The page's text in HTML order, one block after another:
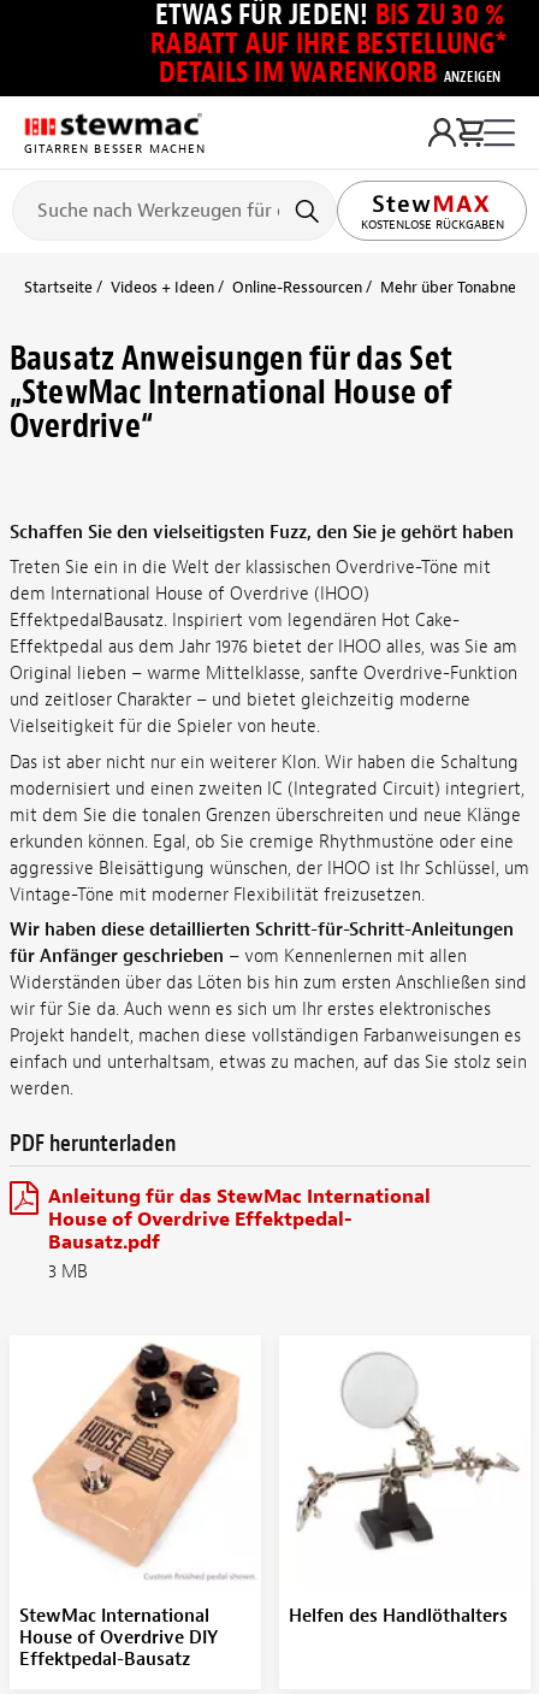
ETWAS FÜR JEDEN! BIS ZU 30 %
RABATT AUF IHRE BESTELLUNG*
DETAILS IM WARENKORB ANZEIGEN
GITARREN BESSER MACHEN
KOSTENLOSE RÜCKGABEN
Startseite Videos + Ideen Online-Ressourcen Mehr über
Bausatz Anweisungen für das Set
„StewMac International House of
Overdrive“
Schaffen Sie den vielseitigsten Fuzz, den Sie je gehört haben
Treten Sie ein in die Welt der klassischen Overdrive-Töne mit
dem International House of Overdrive (IHOO)
EffektpedalBausatz. Inspiriert vom legendären Hot Cake-
Effektpedal aus dem Jahr 1976 bietet der IHOO alles, was Sie am
Original lieben – warme Mittelklasse, sanfte Overdrive-Funktion
und zeitloser Charakter – und bietet gleichzeitig moderne
Vielseitigkeit für die Spieler von heute.
Das ist aber nicht nur ein weiterer Klon. Wir haben die Schaltung
modernisiert und einen zweiten IC (Integrated Circuit) integriert,
mit dem Sie die tonalen Grenzen überschreiten und neue Klänge
erkunden können. Egal, ob Sie cremige Rhythmustöne oder eine
aggressive Bleisättigung wünschen, der IHOO ist Ihr Schlüssel, um
Vintage-Töne mit moderner Flexibilität freizusetzen.
Wir haben diese detaillierten Schritt-für-Schritt-Anleitungen
für Anfänger geschrieben – vom Kennenlernen mit allen
Widerständen über das Löten bis hin zum ersten Anschließen sind
wir für Sie da. Auch wenn es sich um Ihr erstes elektronisches
Projekt handelt, machen diese vollständigen Farbanweisungen es
einfach und unterhaltsam, etwas zu machen, auf das Sie stolz sein
werden.
PDF herunterladen
Anleitung für das StewMac International
House of Overdrive Effektpedal-
Bausatz.pdf
3 MB
StewMac International
House of Overdrive DIY
Effektpedal-Bausatz
Helfen des Handlöthalters